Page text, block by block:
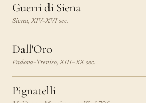
Guerri di Siena
Siena, XIV–XVI sec.
Dall'Oro
Padova–Treviso, XIII–XX sec.
Pignatelli